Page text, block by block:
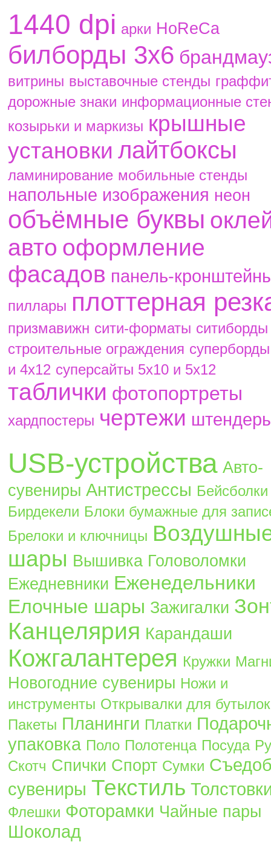
1440 dpi aрки HoReCa
билборды 3х6
витрины выставочные стенды
дорожные знаки информационные
козырьки и маркизы крышные
установки лайтбоксы
ламинирование мобильные стенды
напольные изображения неон
объёмные буквы
авто оформление
фасадов панель-
пиллары плоттерная
призмавижн сити-форматы ситиборды
строительные ограждения
и 4х12 суперсайты 5х10 и 5х12
таблички фотопортреты
хардпостеры чертежи
USB-устройства Авто-
сувениры Антистрессы Бейсболки
Бирдекели Блоки бумажные для
Брелоки и ключницы
шары Вышивка Головоломки
Ежедневники Еженедельники
Елочные шары Зажигалки
Канцелярия Карандаши
Кожгалантерея Кружки
Новогодние сувениры Ножи и
инструменты Открывалки для бутылок
Пакеты Планинги Платки
упаковка Поло Полотенца Посуда
Скотч Спички Спорт Сумки
сувениры Текстиль
Флешки Фоторамки Чайные пары
Шоколад